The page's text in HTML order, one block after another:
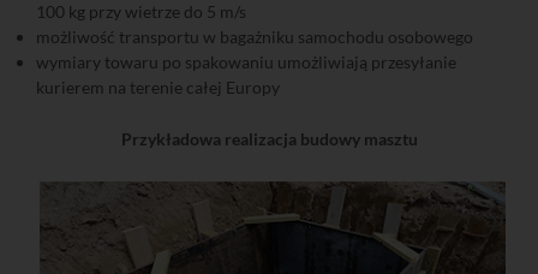
100 kg przy wietrze do 5 m/s
możliwość transportu w bagażniku samochodu osobowego
wymiary towaru po spakowaniu umożliwiają przesyłanie
kurierem na terenie całej Europy
Przykładowa realizacja budowy masztu